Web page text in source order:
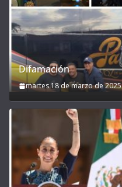
Difamación
martes 18 de marzo de 2025